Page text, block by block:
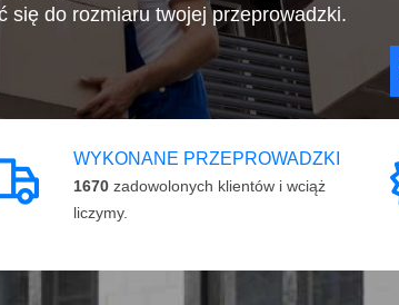
się do rozmiaru twojej przeprowadzki.
WYKONANE PRZEPROWADZKI
1670 zadowolonych klientów i wciąż
liczymy.